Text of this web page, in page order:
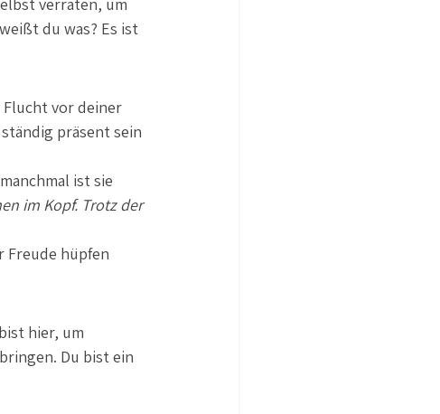
verraten, um
du was? Es ist
vor deiner
präsent sein
ist sie
im Kopf. Trotz der
Freude hüpfen
hier, um
Du bist ein